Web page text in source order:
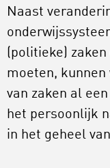
Naast
(politieke)
moeten, kunnen
van zaken al
het persoonlijk
in het geheel